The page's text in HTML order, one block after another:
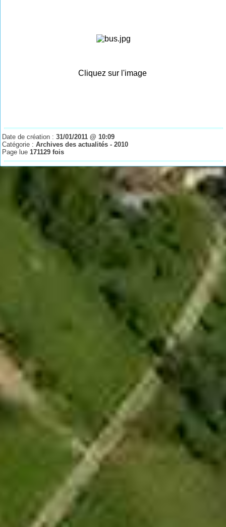
Cliquez sur l'image
Date de création :31/01/2011 @ 10:09
Catégorie :Archives des actualités - 2010
Page lue171129 fois